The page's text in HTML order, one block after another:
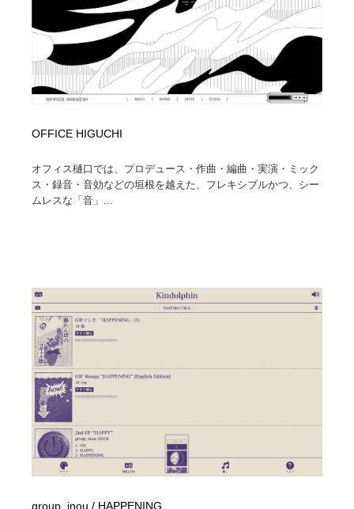
OFFICE HIGUCHI
オフィス樋口では、プロデュース・作曲・編曲・実演・ミック
ス・録音・音効などの垣根を越えた、フレキシブルかつ、シー
ムレスな「音」...
group_inou / HAPPENING